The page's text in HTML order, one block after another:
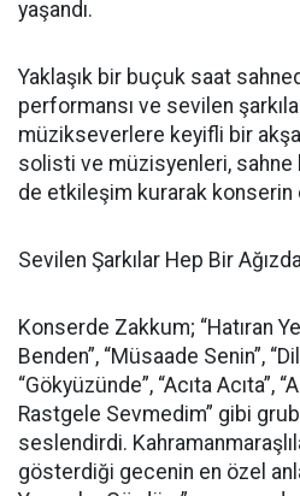
yaşandı.
Yaklaşık bir buçuk saat
performansı ve sevilen
müzikseverlere keyifli bir
solisti ve müzisyenleri,
de etkileşim kurarak
Sevilen Şarkılar Hep Bir
Konserde Zakkum; “Hatıran
Benden”, “Müsaade Senin”,
“Gökyüzünde”, “Acıta Acıta”,
Rastgele Sevmedim” gibi
seslendirdi.
gösterdiği gecenin en özel